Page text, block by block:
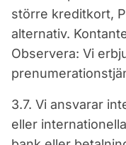
större kreditkort,
alternativ.
Observera: Vi
3.7. Vi ansvarar
eller